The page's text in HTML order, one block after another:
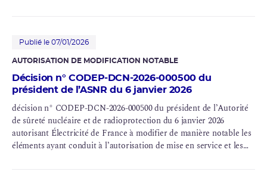
Publié le 07/01/2026
AUTORISATION DE MODIFICATION NOTABLE
Décision n° CODEP-DCN-2026-000500 du
président de l’ASNR du 6 janvier 2026
décision n° CODEP-DCN-2026-000500 du président de l’Autorité
de sûreté nucléaire et de radioprotection du 6 janvier 2026
autorisant Électricité de France à modifier de manière notable les
éléments ayant conduit à l’autorisation de mise en service et les